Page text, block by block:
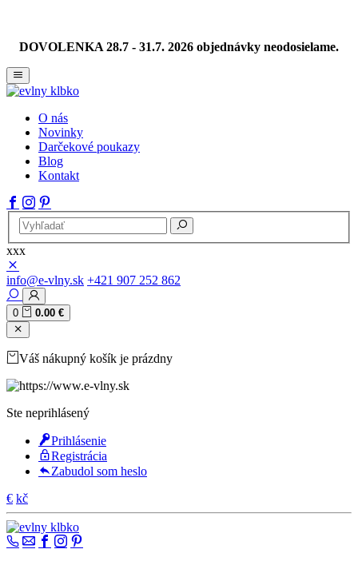
DOVOLENKA 28.7 - 31.7. 2026 objednávky neodosielame.
O nás
Novinky
Darčekové poukazy
Blog
Kontakt
xxx
info@e-vlny.sk +421 907 252 862
0 0.00 €
Váš nákupný košík je prázdny
Ste neprihlásený
Prihlásenie
Registrácia
Zabudol som heslo
€ kč